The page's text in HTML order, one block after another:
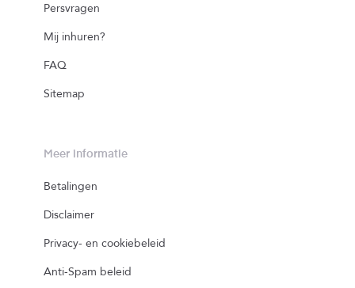
Persvragen
Mij inhuren?
FAQ
Sitemap
Meer informatie
Betalingen
Disclaimer
Privacy- en cookiebeleid
Anti-Spam beleid